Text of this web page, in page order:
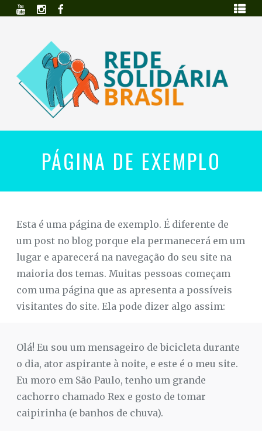
Skip
REDE
SOLIDÁRIA
BRASIL
DOS
CONECTANDO
PESSOAS
INÍCIO
SOBRE
PROJETO
APOIADORES
FUNDADORES
CONTATO
REGISTRAR
PÁGINA DE EXEMPLO
Esta é uma página de exemplo. É diferente de
um post no blog porque ela permanecerá em um
lugar e aparecerá na navegação do seu site na
maioria dos temas. Muitas pessoas começam
com uma página que as apresenta a possíveis
visitantes do site. Ela pode dizer algo assim:
Olá! Eu sou um mensageiro de bicicleta durante
o dia, ator aspirante à noite, e este é o meu site.
Eu moro em São Paulo, tenho um grande
cachorro chamado Rex e gosto de tomar
caipirinha (e banhos de chuva).